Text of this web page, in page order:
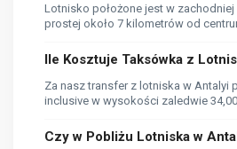
Lotnisko położone jest w
prostej około 7 kilometrów od
Ile Kosztuje Taksówka z
Za nasz transfer z lotniska w Antalyi
inclusive w wysokości zaledwie 34,00
Czy w Pobliżu Lotniska w